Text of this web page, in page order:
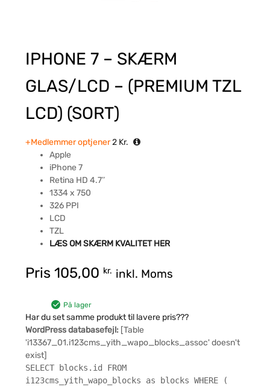
IPHONE 7 – SKÆRM
GLAS/LCD – (PREMIUM TZL
LCD) (SORT)
+Medlemmer optjener2 Kr.
Apple
iPhone 7
Retina HD 4.7″
1334 x 750
326 PPI
LCD
TZL
LÆS OM SKÆRM KVALITET HER
Pris 105,00 kr. inkl. Moms
På lager
Har du set samme produkt til lavere pris???
WordPress databasefejl: [Table
'i13367_01.i123cms_yith_wapo_blocks_assoc' doesn't
exist]
SELECT blocks.id FROM
i123cms_yith_wapo_blocks as blocks WHERE (